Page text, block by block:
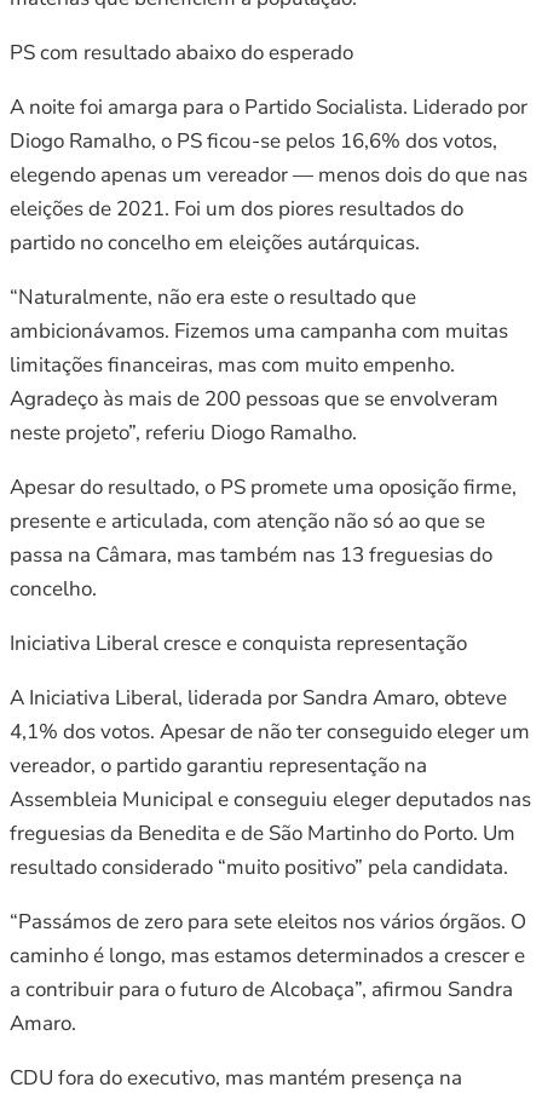
PS com resultado abaixo do esperado
A noite foi amarga para o Partido Socialista. Liderado por
Diogo Ramalho, o PS ficou-se pelos 16,6% dos votos,
elegendo apenas um vereador — menos dois do que nas
eleições de 2021. Foi um dos piores resultados do
partido no concelho em eleições autárquicas.
“Naturalmente, não era este o resultado que
ambicionávamos. Fizemos uma campanha com muitas
limitações financeiras, mas com muito empenho.
Agradeço às mais de 200 pessoas que se envolveram
neste projeto”, referiu Diogo Ramalho.
Apesar do resultado, o PS promete uma oposição firme,
presente e articulada, com atenção não só ao que se
passa na Câmara, mas também nas 13 freguesias do
concelho.
Iniciativa Liberal cresce e conquista representação
A Iniciativa Liberal, liderada por Sandra Amaro, obteve
4,1% dos votos. Apesar de não ter conseguido eleger um
vereador, o partido garantiu representação na
Assembleia Municipal e conseguiu eleger deputados nas
freguesias da Benedita e de São Martinho do Porto. Um
resultado considerado “muito positivo” pela candidata.
“Passámos de zero para sete eleitos nos vários órgãos. O
caminho é longo, mas estamos determinados a crescer e
a contribuir para o futuro de Alcobaça”, afirmou Sandra
Amaro.
CDU fora do executivo, mas mantém presença na